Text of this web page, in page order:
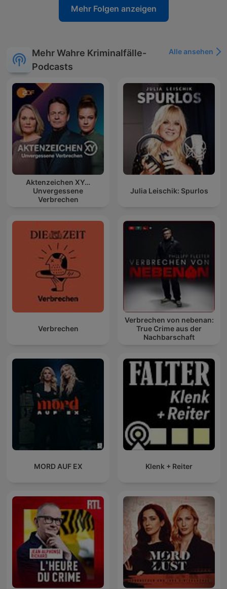
Mehr Folgen anzeigen
Mehr Wahre Kriminalfälle-
Podcasts
Alle ansehen
Aktenzeichen XY…
Unvergessene
Verbrechen
Julia Leischik: Spurlos
Verbrechen
Verbrechen von nebenan:
True Crime aus der
Nachbarschaft
MORD AUF EX Klenk + Reiter